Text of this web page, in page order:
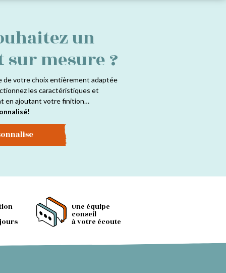
un
mesure ?
de votre choix entièrement adaptée
les caractéristiques et
en ajoutant votre finition…
Une équipe
conseil
à votre écoute